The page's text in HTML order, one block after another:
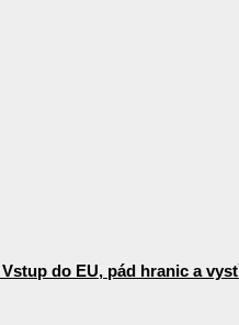
do EU, pád hranic a